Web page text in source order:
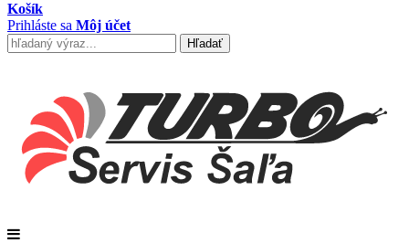
Košík
Prihláste sa Môj účet